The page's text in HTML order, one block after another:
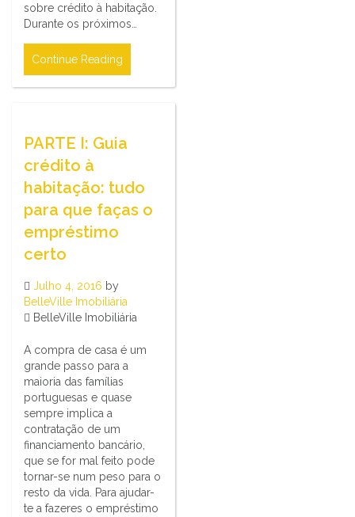
sobre crédito à habitação.
Durante os próximos…
Continue Reading
PARTE I: Guia
crédito à
habitação: tudo
para que faças o
empréstimo
certo
Julho 4, 2016 by
BelleVille Imobiliária
BelleVille Imobiliária
A compra de casa é um
grande passo para a
maioria das famílias
portuguesas e quase
sempre implica a
contratação de um
financiamento bancário,
que se for mal feito pode
tornar-se num peso para o
resto da vida. Para ajudar-
te a fazeres o empréstimo